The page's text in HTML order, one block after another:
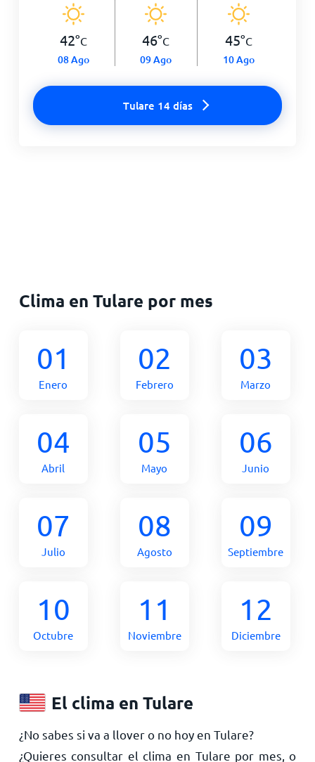
42°C
08 Ago
46°C
09 Ago
45°C
10 Ago
Tulare 14 días
Clima en Tulare por mes
01
Enero
02
Febrero
03
Marzo
04
Abril
05
Mayo
06
Junio
07
Julio
08
Agosto
09
Septiembre
10
Octubre
11
Noviembre
12
Diciembre
El clima en Tulare
¿No sabes si va a llover o no hoy en Tulare?
¿Quieres consultar el clima en Tulare por mes, o